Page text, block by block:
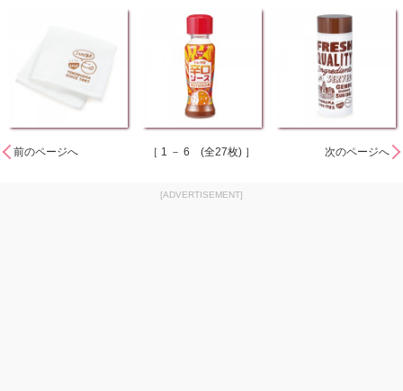
前のページへ ［ 1 － 6 (全27枚) ］ 次のページへ
[ADVERTISEMENT]